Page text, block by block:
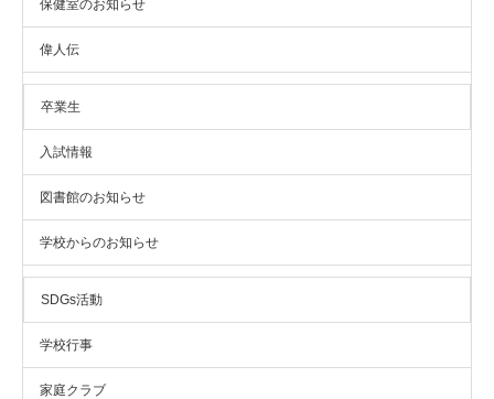
保健室のお知らせ
偉人伝
卒業生
入試情報
図書館のお知らせ
学校からのお知らせ
SDGs活動
学校行事
家庭クラブ